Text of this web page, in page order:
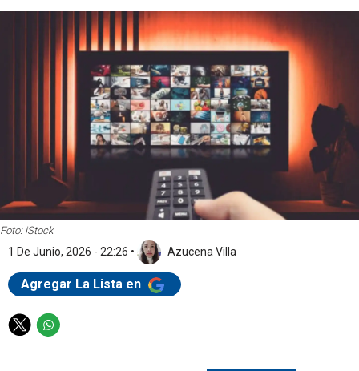
Foto: iStock
1 De Junio, 2026 - 22:26 • Azucena Villa
Agregar La Lista en
T
W